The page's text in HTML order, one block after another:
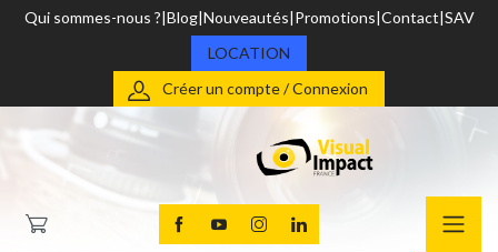
Qui sommes-nous ? Blog Nouveautés Promotions Contact SAV
LOCATION
Créer un compte / Connexion